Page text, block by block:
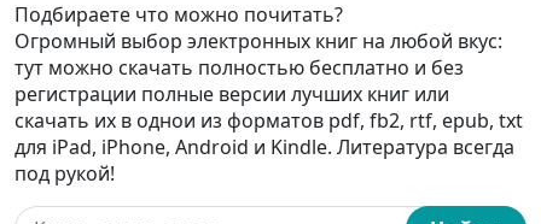
Подбираете что можно почитать?
Огромный выбор электронных книг на любой вкус:
тут можно скачать полностью бесплатно и без
регистрации полные версии лучших книг или
скачать их в однои из форматов pdf, fb2, rtf, epub, txt
для iPad, iPhone, Android и Kindle. Литература всегда
под рукой!